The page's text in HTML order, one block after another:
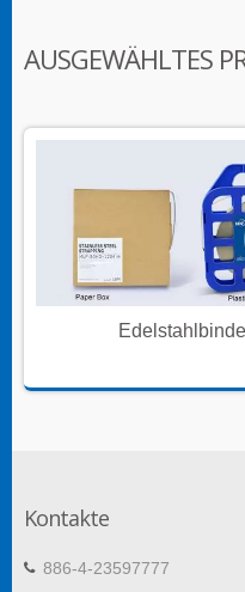
AUSGEWÄHLTES
Kontakte
886-4-23597777